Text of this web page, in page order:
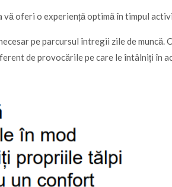
vă oferi o experiență optimă în timpul
pe parcursul întregii zile de
de provocările pe care le întâlniți în